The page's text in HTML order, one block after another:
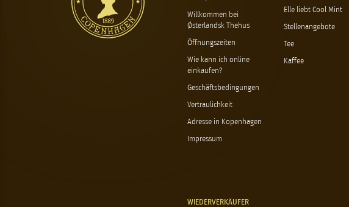
Willkommen bei
Østerlandsk Thehus
Öffnungszeiten
Wie kann ich online
einkaufen?
Geschäftsbedingungen
Vertraulichkeit
Adresse in Kopenhagen
Impressum
Elle liebt Cool Mint
Stellenangebote
Tee
Kaffee
WIEDERVERKÄUFER